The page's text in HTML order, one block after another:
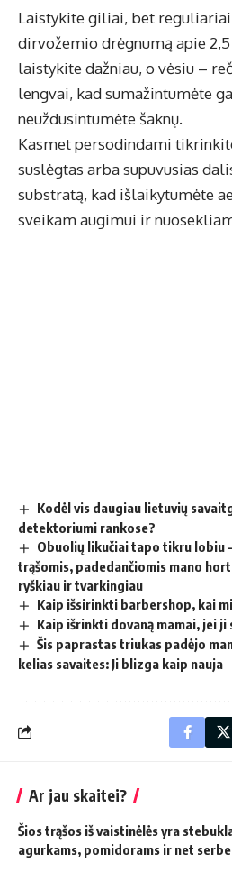
Laistykite giliai, bet
dirvožemio drėgnumą apie
laistykite dažniau, o vėsiu –
lengvai, kad sumažintumėte
neuždusintumėte šaknų.
Kasmet persodindami
suslėgtas arba supuvusias
substratą, kad išlaikytumėte
sveikam augimui ir
Kodėl vis daugiau lietuvių
detektoriumi rankose?
Obuolių likučiai tapo tikru lobiu
trąšomis, padedančiomis mano
ryškiau ir tvarkingiau
Kaip išsirinkti barbershop, kai
Kaip išrinkti dovaną mamai, jei
Šis paprastas triukas padėjo
kelias savaites: Ji blizga kaip nauja
Ar jau skaitei?
Šios trąšos iš vaistinėlės yra
agurkams, pomidorams ir net